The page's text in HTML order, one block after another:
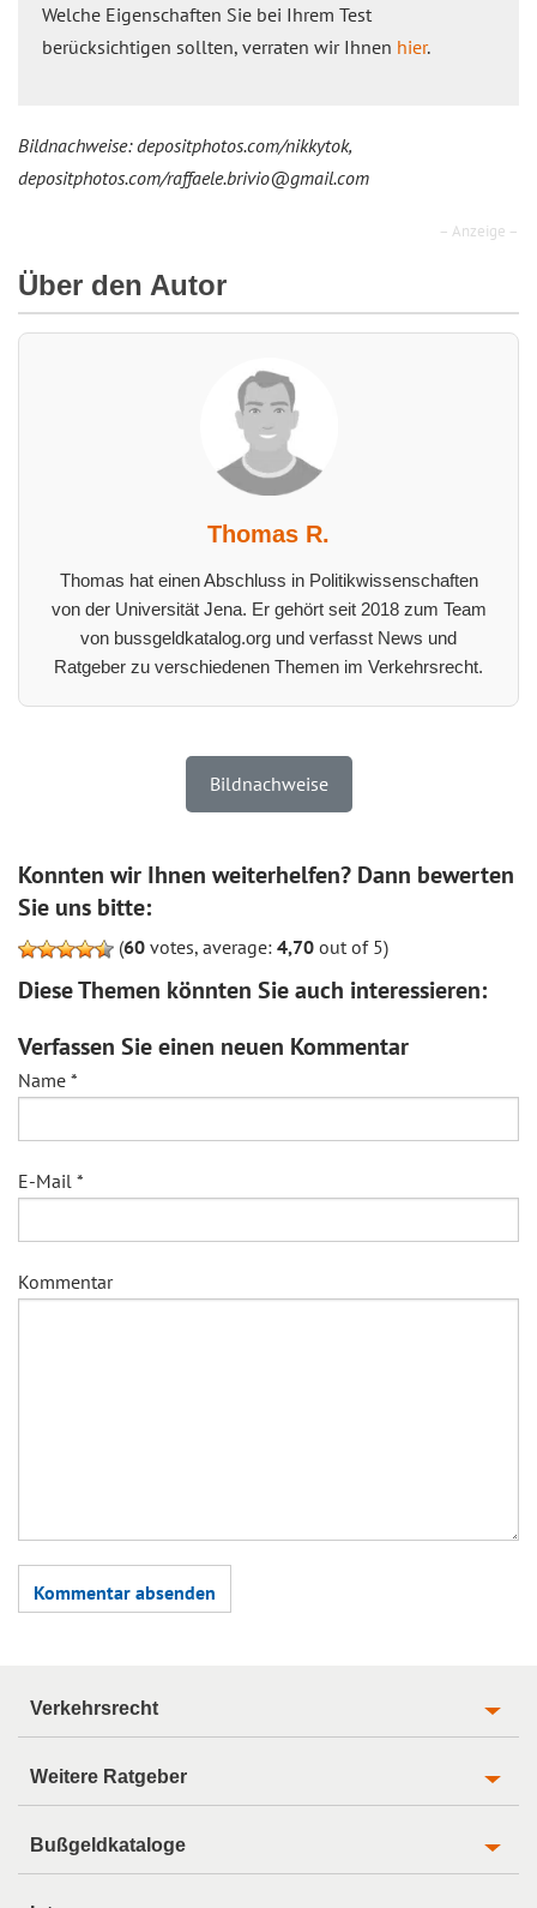
Welche Eigenschaften Sie bei Ihrem Test
berücksichtigen sollten, verraten wir Ihnen hier.
Bildnachweise: depositphotos.com/nikkytok,
depositphotos.com/raffaele.brivio@gmail.com
– Anzeige –
Über den Autor
Thomas R.
Thomas hat einen Abschluss in Politikwissenschaften
von der Universität Jena. Er gehört seit 2018 zum Team
von bussgeldkatalog.org und verfasst News und
Ratgeber zu verschiedenen Themen im Verkehrsrecht.
Bildnachweise
Konnten wir Ihnen weiterhelfen? Dann bewerten
Sie uns bitte:
(60 votes, average: 4,70 out of 5)
Diese Themen könnten Sie auch interessieren:
Verfassen Sie einen neuen Kommentar
Name *
E-Mail *
Kommentar
Verkehrsrecht
Weitere Ratgeber
Bußgeldkataloge